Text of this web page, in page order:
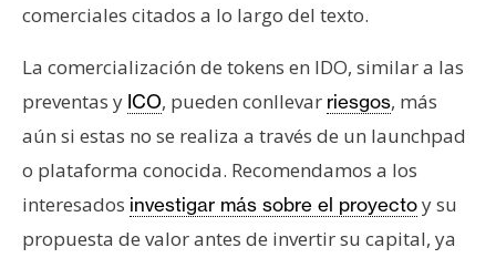
comerciales citados a lo largo del texto.
La comercialización de tokens en IDO, similar a las
preventas y ICO, pueden conllevar riesgos, más
aún si estas no se realiza a través de un launchpad
o plataforma conocida. Recomendamos a los
interesados investigar más sobre el proyectoy su
propuesta de valor antes de invertir su capital, ya